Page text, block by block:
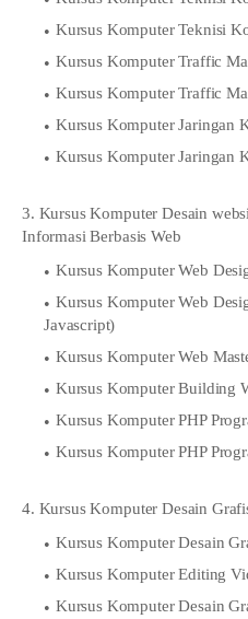
Kursus Komputer Teknisi
Kursus Komputer Traffic
Kursus Komputer Traffic
Kursus Komputer Jaringan
Kursus Komputer Jaringan
3. Kursus Komputer Desain
Informasi Berbasis Web
Kursus Komputer Web
Kursus Komputer Web
Javascript)
Kursus Komputer Web
Kursus Komputer Building
Kursus Komputer PHP
Kursus Komputer PHP
4. Kursus Komputer Desain
Kursus Komputer Desain
Kursus Komputer Editing
Kursus Komputer Desain